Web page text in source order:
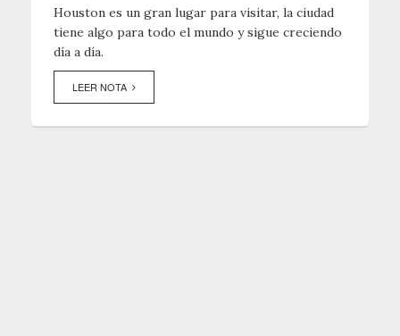
Houston es un gran lugar para visitar, la ciudad
tiene algo para todo el mundo y sigue creciendo
día a día.
LEER NOTA